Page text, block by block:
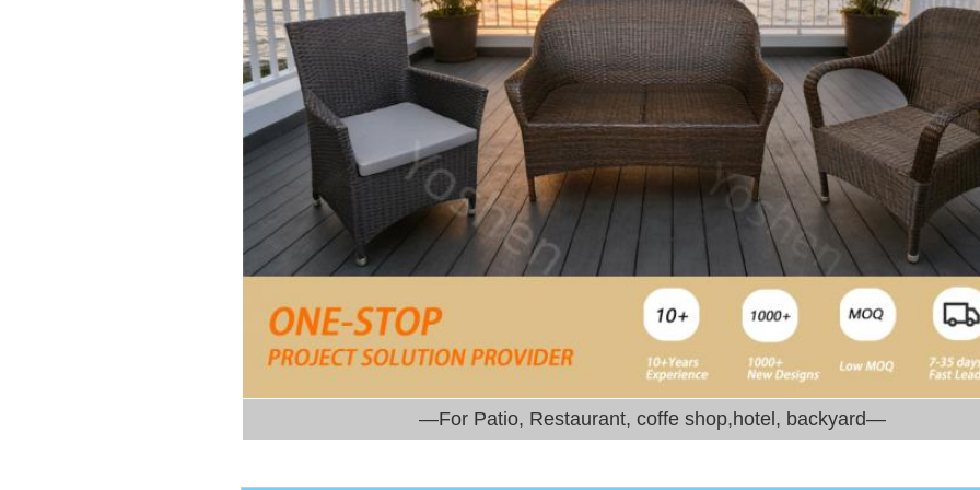
—For Patio, Restaurant, coffe shop,hotel, backyard—